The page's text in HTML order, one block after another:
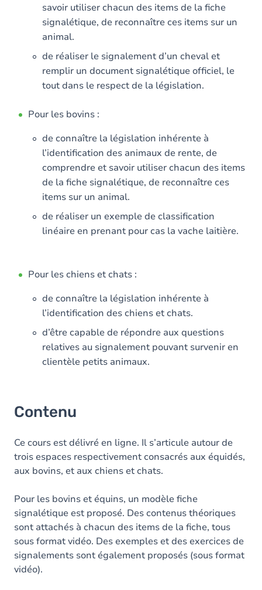
savoir utiliser chacun des items de la fiche
signalétique, de reconnaître ces items sur un
animal.
de réaliser le signalement d’un cheval et
remplir un document signalétique officiel, le
tout dans le respect de la législation.
Pour les bovins :
de connaître la législation inhérente à
l’identification des animaux de rente, de
comprendre et savoir utiliser chacun des items
de la fiche signalétique, de reconnaître ces
items sur un animal.
de réaliser un exemple de classification
linéaire en prenant pour cas la vache laitière.
Pour les chiens et chats :
de connaître la législation inhérente à
l’identification des chiens et chats.
d’être capable de répondre aux questions
relatives au signalement pouvant survenir en
clientèle petits animaux.
Contenu
Ce cours est délivré en ligne. Il s’articule autour de
trois espaces respectivement consacrés aux équidés,
aux bovins, et aux chiens et chats.
Pour les bovins et équins, un modèle fiche
signalétique est proposé. Des contenus théoriques
sont attachés à chacun des items de la fiche, tous
sous format vidéo. Des exemples et des exercices de
signalements sont également proposés (sous format
vidéo).